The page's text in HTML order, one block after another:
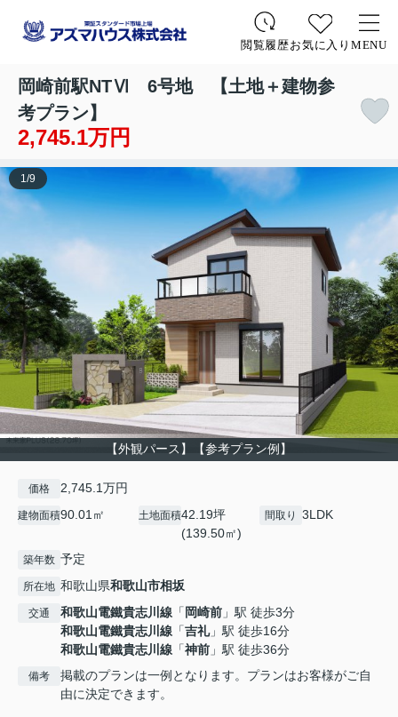
閲覧履歴お気に入り MENU
岡崎前駅NTⅥ 6号地 【土地＋建物参
考プラン】
2,745.1万円
【外観パース】【参考プラン例】
1 /9
価格 2,745.1万円
建物面積90.01㎡ 土地面積42.19坪
(139.50㎡)
間取り 3LDK
築年数 予定
所在地 和歌山県和歌山市相坂
交通 和歌山電鐵貴志川線 「 岡崎前 」駅 徒歩3分
和歌山電鐵貴志川線 「吉礼」駅 徒歩16分
和歌山電鐵貴志川線 「神前 」駅 徒歩36分
備考
掲載のプランは一例となります。プランはお客様がご自
由に決定できます。